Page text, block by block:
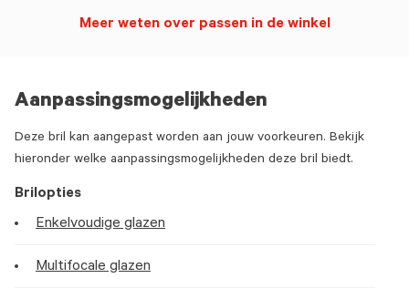
Aanpassingsmogelijkheden
Deze bril kan aangepast worden aan jouw voorkeuren. Bekijk
hieronder welke aanpassingsmogelijkheden deze bril biedt.
Brilopties
Enkelvoudige glazen
Multifocale glazen
Meer weten over passen in de winkel